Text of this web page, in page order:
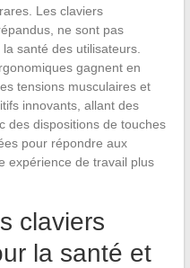
Les claviers
ne sont pas
santé des utilisateurs.
gagnent en
tensions musculaires et
innovants, allant des
des dispositions de touches
pour répondre aux
expérience de travail plus
claviers
la santé et